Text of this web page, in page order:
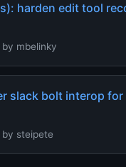
harden edit tool
mbelinky
slack bolt interop
steipete